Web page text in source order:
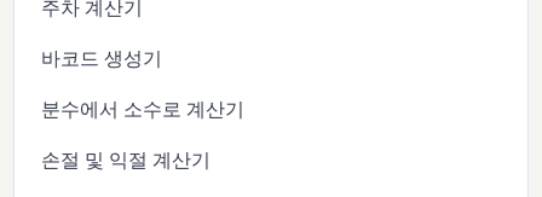
주차 계산기
바코드 생성기
분수에서 소수로 계산기
손절 및 익절 계산기